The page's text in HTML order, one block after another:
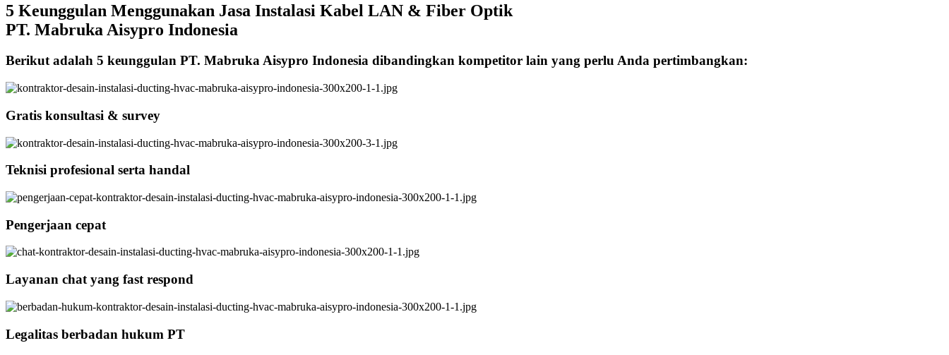
5 Keunggulan Menggunakan Jasa Instalasi Kabel LAN & Fiber Optik
PT. Mabruka Aisypro Indonesia
Berikut adalah 5 keunggulan PT. Mabruka Aisypro Indonesia dibandingkan kompetitor lain yang perlu Anda pertimbangkan:
Gratis konsultasi & survey
Teknisi profesional serta handal
Pengerjaan cepat
Layanan chat yang fast respond
Legalitas berbadan hukum PT